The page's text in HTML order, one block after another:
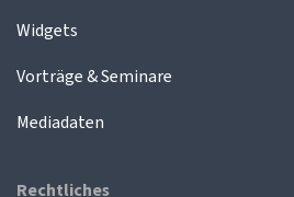
Widgets
Vorträge & Seminare
Mediadaten
Rechtliches